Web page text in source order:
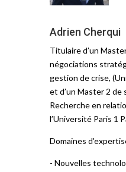
Adrien Cherqui
Titulaire d’un
négociations
gestion de crise,
et d’un Master 2 de
Recherche en
l’Université Paris 1
Domaines
- Nouvelles